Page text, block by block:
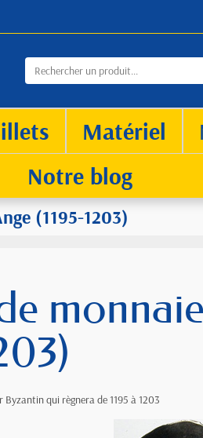
Matériel
Notre blog
(1195-1203)
qui règnera de 1195 à 1203